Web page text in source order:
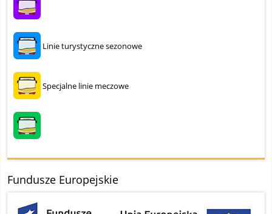
Linie turystyczne sezonowe
Specjalne linie meczowe
Fundusze Europejskie